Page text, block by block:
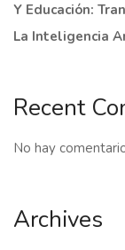
Y Educación:
La Inteligencia
Recent
No hay
Archives